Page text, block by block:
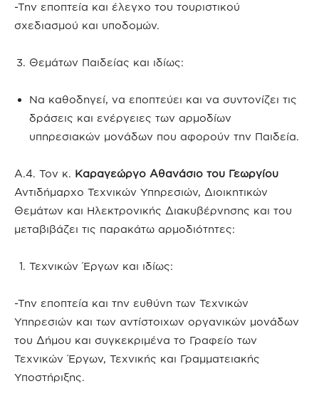
-Την εποπτεία και έλεγχο του τουριστικού
σχεδιασμού και υποδομών.
Θεμάτων Παιδείας και ιδίως:
Να καθοδηγεί, να εποπτεύει και να συντονίζει τις
δράσεις και ενέργειες των αρμοδίων
υπηρεσιακών μονάδων που αφορούν την Παιδεία.
Α.4. Τον κ. Καραγεώργο Αθανάσιο του Γεωργίου
Αντιδήμαρχο Τεχνικών Υπηρεσιών, Διοικητικών
Θεμάτων και Ηλεκτρονικής Διακυβέρνησης και του
μεταβιβάζει τις παρακάτω αρμοδιότητες:
Τεχνικών Έργων και ιδίως:
-Την εποπτεία και την ευθύνη των Τεχνικών
Υπηρεσιών και των αντίστοιχων οργανικών μονάδων
του Δήμου και συγκεκριμένα το Γραφείο των
Τεχνικών Έργων, Τεχνικής και Γραμματειακής
Υποστήριξης.